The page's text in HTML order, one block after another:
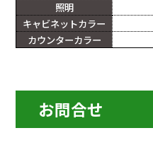
照明
キャビネットカラー
カウンターカラー
お問合せ